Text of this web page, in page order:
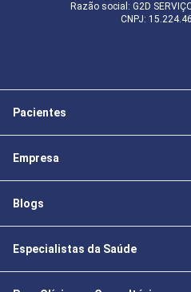
Razão social: G2D
CNPJ:
Pacientes
Empresa
Blogs
Especialistas da Saúde